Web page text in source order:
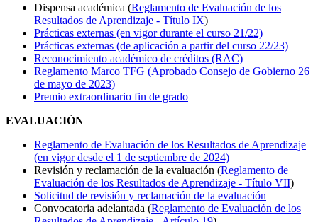
Dispensa académica (Reglamento de Evaluación de los
Resultados de Aprendizaje - Título IX)
Prácticas externas (en vigor durante el curso 21/22)
Prácticas externas (de aplicación a partir del curso 22/23)
Reconocimiento académico de créditos (RAC)
Reglamento Marco TFG (Aprobado Consejo de Gobierno 26
de mayo de 2023)
Premio extraordinario fin de grado
EVALUACIÓN
Reglamento de Evaluación de los Resultados de Aprendizaje
(en vigor desde el 1 de septiembre de 2024)
Revisión y reclamación de la evaluación (Reglamento de
Evaluación de los Resultados de Aprendizaje - Título VII)
Solicitud de revisión y reclamación de la evaluación
Convocatoria adelantada (Reglamento de Evaluación de los